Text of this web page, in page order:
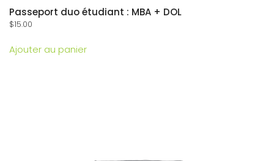
Passeport duo étudiant : MBA + DOL
$15.00
Ajouter au panier